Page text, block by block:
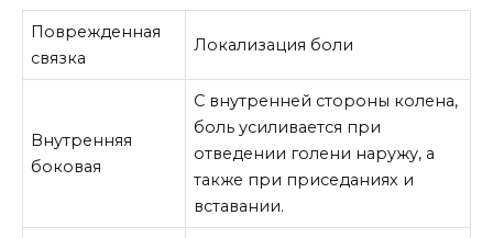
Поврежденная
связка
Локализация боли
Внутренняя
боковая
С внутренней стороны колена,
боль усиливается при
отведении голени наружу, а
также при приседаниях и
вставании.